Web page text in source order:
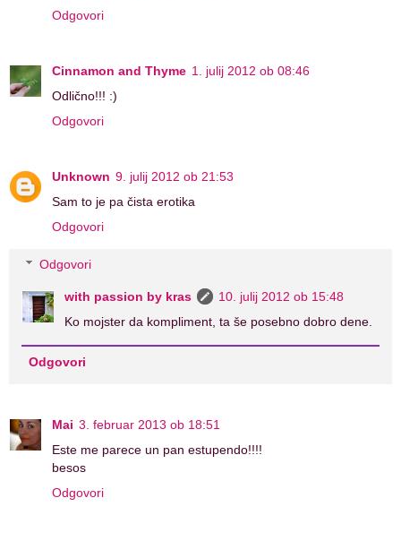
Odgovori
Cinnamon and Thyme 1. julij 2012 ob 08:46
Odlično!!! :)
Odgovori
Unknown 9. julij 2012 ob 21:53
Sam to je pa čista erotika
Odgovori
Odgovori
with passion by kras
10. julij 2012 ob 15:48
Ko mojster da kompliment, ta še posebno dobro dene.
Odgovori
Mai 3. februar 2013 ob 18:51
Este me parece un pan estupendo!!!!
besos
Odgovori